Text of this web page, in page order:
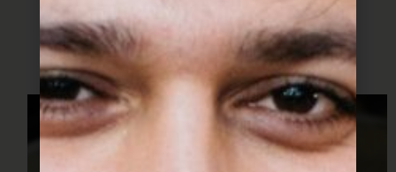
מגבירים מעט את האש.
חותכים כל פטרייה ל4 לאורך ומכניסים למחבת.